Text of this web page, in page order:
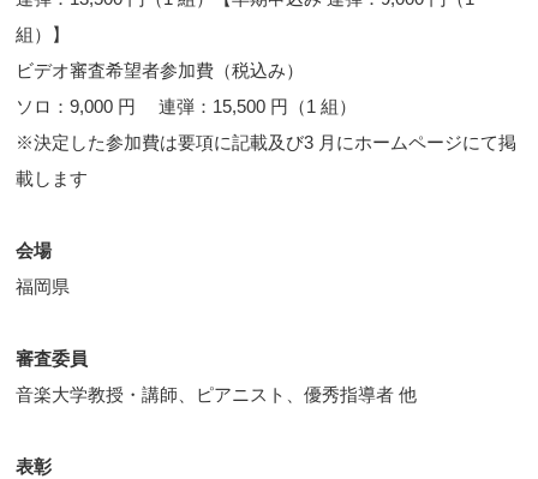
組）】
ビデオ審査希望者参加費（税込み）
ソロ：9,000 円 連弾：15,500 円（1 組）
※決定した参加費は要項に記載及び3 月にホームページにて掲
載します
会場
福岡県
審査委員
音楽大学教授・講師、ピアニスト、優秀指導者 他
表彰